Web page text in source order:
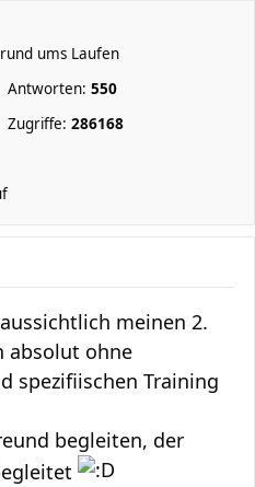
ums Laufen
Antworten: 550
Zugriffe: 286168
meinen 2.
absolut ohne
spezifiischen Training
begleiten, der